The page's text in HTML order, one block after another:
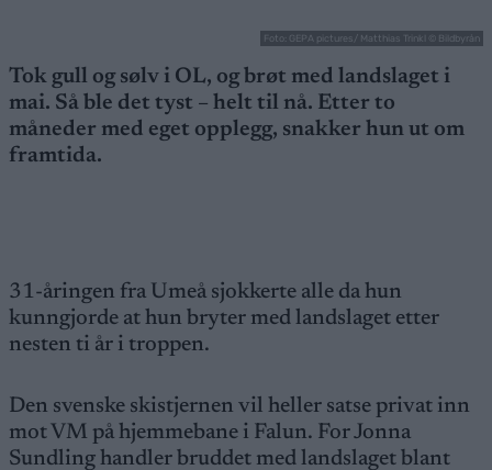
Foto: GEPA pictures/ Matthias Trinkl © Bildbyrån
Tok gull og sølv i OL, og brøt med landslaget i
mai. Så ble det tyst – helt til nå. Etter to
måneder med eget opplegg, snakker hun ut om
framtida.
31-åringen fra Umeå sjokkerte alle da hun
kunngjorde at hun bryter med landslaget etter
nesten ti år i troppen.
Den svenske skistjernen vil heller satse privat inn
mot VM på hjemmebane i Falun. For Jonna
Sundling handler bruddet med landslaget blant